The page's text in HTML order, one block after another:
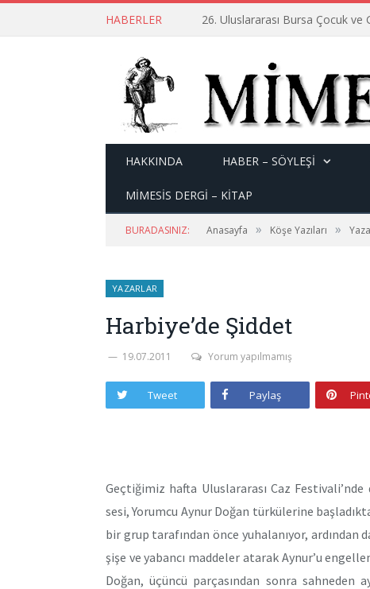
HABERLER 26. Uluslararası Bursa Çocuk
HAKKINDA HABER – SÖYLEŞI
MİMESİS DERGİ – KİTAP
BURADASINIZ: Anasayfa » Köşe Yazıları »
YAZARLAR
Harbiye’de Şiddet
19.07.2011 Yorum yapılmamış
Tweet Paylaş
Geçtiğimiz hafta Uluslararası Caz
sesi, Yorumcu Aynur Doğan türkülerine
bir grup tarafından önce yuhalanıyor, ardından
şişe ve yabancı maddeler atarak Aynur’u
Doğan, üçüncü parçasından sonra sahneden